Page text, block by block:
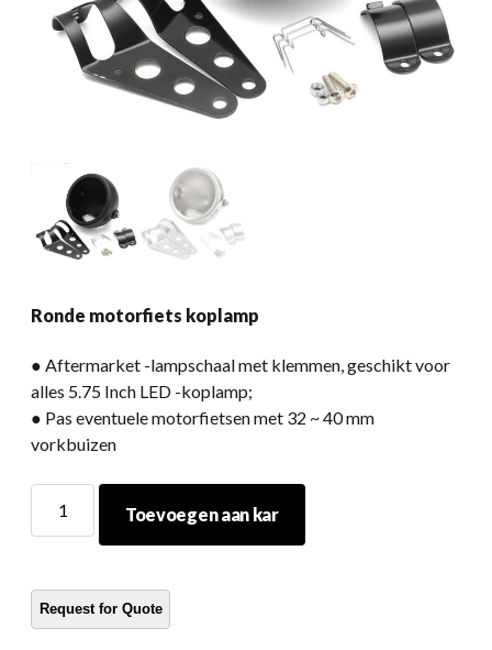
Ronde motorfiets koplamp
● Aftermarket -lampschaal met klemmen, geschikt voor
alles 5.75 Inch LED -koplamp;
● Pas eventuele motorfietsen met 32 ​​~ 40 mm
vorkbuizen
motorfiets
Toevoegen aan kar